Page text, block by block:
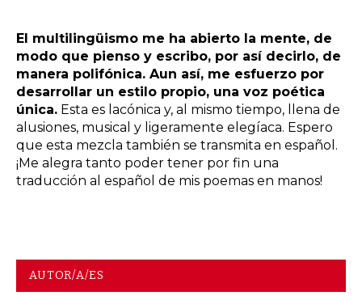
El multilingüismo me ha abierto la mente, de
modo que pienso y escribo, por así decirlo, de
manera polifónica. Aun así, me esfuerzo por
desarrollar un estilo propio, una voz poética
única. Esta es lacónica y, al mismo tiempo, llena de
alusiones, musical y ligeramente elegíaca. Espero
que esta mezcla también se transmita en español.
¡Me alegra tanto poder tener por fin una
traducción al español de mis poemas en manos!
AUTOR/A/ES